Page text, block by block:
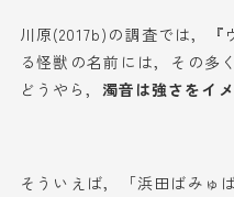
川原(2017b)の調査では，『
る怪獣の名前には，その多
どうやら， 濁音は強さをイ
そういえば，「浜田ばみゅ